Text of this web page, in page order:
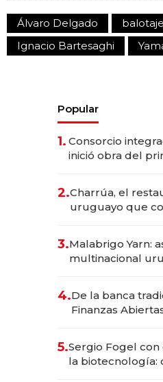
Álvaro Delgado balotaje
Ignacio Bartesaghi
Popular
1. Consorcio
inició obra del
millones
2.Charrúa, el
uruguayo que
anticipación y
3.Malabrigo Yarn:
multinacional
4.De la banca
Finanzas
5.Sergio Fogel
la biotecnología: